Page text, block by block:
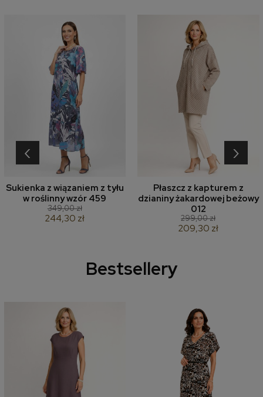
Sukienka z wiązaniem z tyłu
w roślinny wzór 459
349,00 zł
244,30 zł
Płaszcz z kapturem z
dzianiny żakardowej beżowy
012
299,00 zł
209,30 zł
‹ ›
Bestsellery